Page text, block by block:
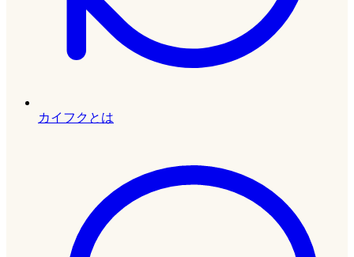
カイフクとは